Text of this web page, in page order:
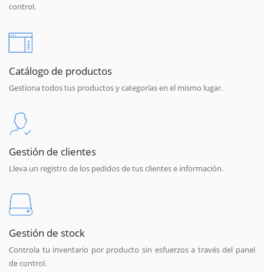
control.
Catálogo de productos
Gestiona todos tus productos y categorías en el mismo lugar.
Gestión de clientes
Lleva un registro de los pedidos de tus clientes e información.
Gestión de stock
Controla tu inventario por producto sin esfuerzos a través del panel
de control.